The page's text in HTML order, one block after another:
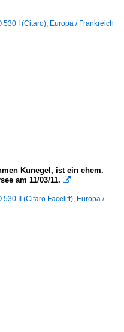
530 I (Citaro), Europa / Frankreich
Kunegel, ist ein ehem.
am 11/03/11. 
530 II (Citaro Facelift), Europa /